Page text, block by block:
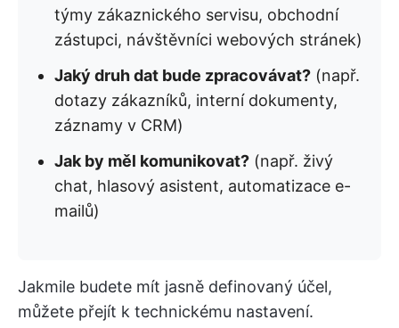
týmy zákaznického servisu, obchodní
zástupci, návštěvníci webových stránek)
Jaký druh dat bude zpracovávat? (např.
dotazy zákazníků, interní dokumenty,
záznamy v CRM)
Jak by měl komunikovat? (např. živý
chat, hlasový asistent, automatizace e-
mailů)
Jakmile budete mít jasně definovaný účel,
můžete přejít k technickému nastavení.